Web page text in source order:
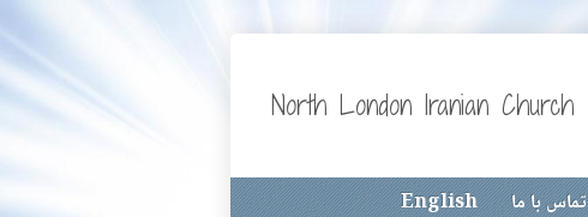
North London Iranian Church
تماس با ما English